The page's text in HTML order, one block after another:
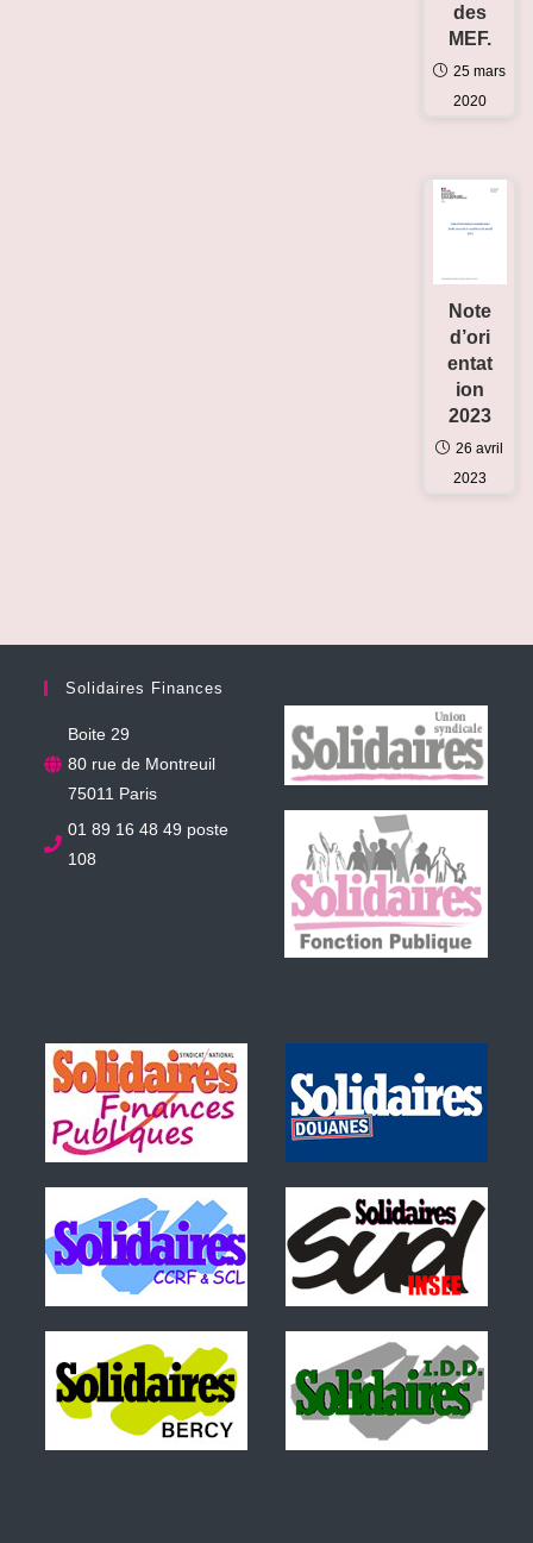
des
MEF.
25 mars
2020
Note
d’ori
entat
ion
2023
26 avril
2023
Solidaires Finances
Boite 29
80 rue de Montreuil
75011 Paris
01 89 16 48 49 poste
108